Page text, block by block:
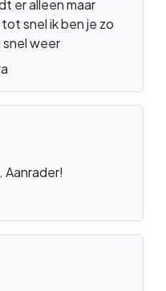
er alleen maar
snel ik ben je zo
snel weer